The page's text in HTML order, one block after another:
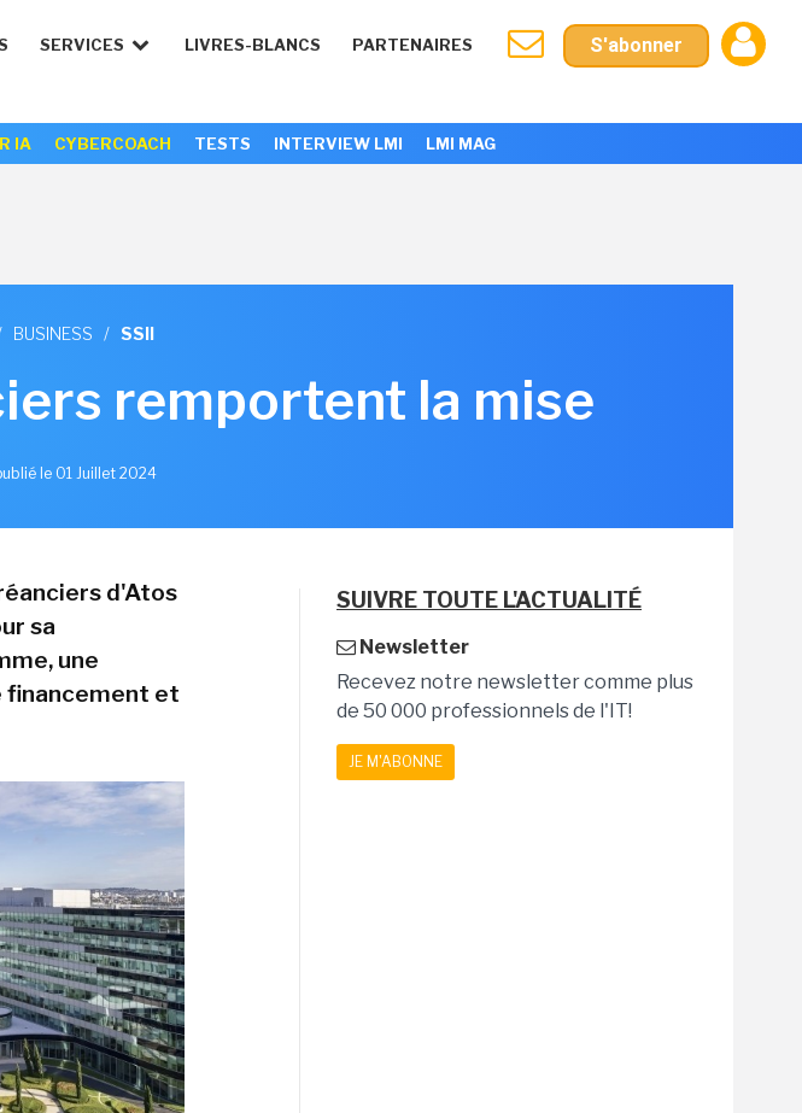
SERVICES LIVRES-BLANCS PARTENAIRES S'abonner
IA CYBERCOACH TESTS INTERVIEW LMI LMI MAG
BUSINESS / SSII
remportent la mise
le 01 Juillet 2024
d'Atos
sa
une
financement et
SUIVRE TOUTE L'ACTUALITÉ
Newsletter
Recevez notre newsletter comme plus
de 50 000 professionnels de l'IT!
JE M'ABONNE